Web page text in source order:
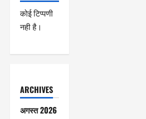
कोई टिप्पणी
नही है।
ARCHIVES
अगस्त 2026